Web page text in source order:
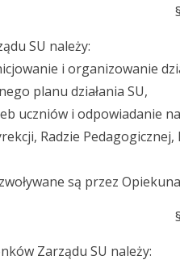
SU należy:
i organizowanie
planu działania SU,
uczniów i odpowiadanie
Radzie
są przez
Zarządu SU należy: